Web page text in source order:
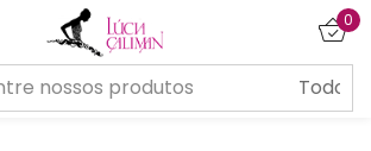
0
Entrar